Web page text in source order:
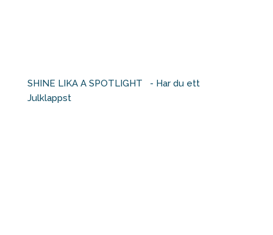
SHINE LIKA A SPOTLIGHT ⁠ ⁠ - Har du ett
Julklappst